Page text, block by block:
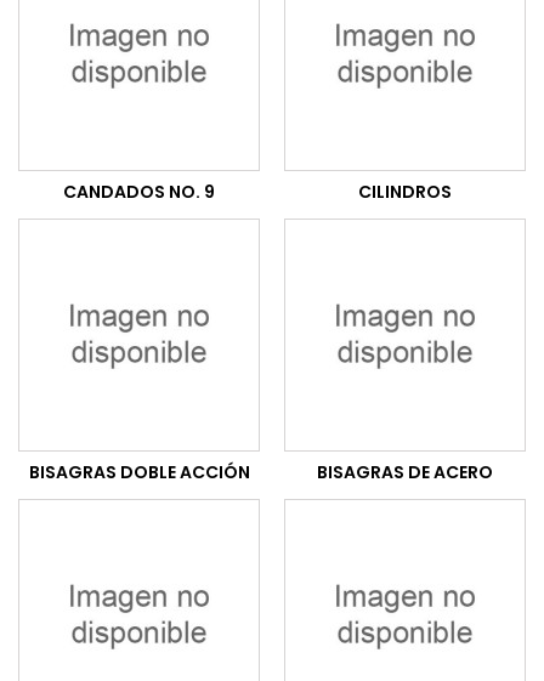
CANDADOS NO. 9 CILINDROS
BISAGRAS DOBLE ACCIÓN BISAGRAS DE ACERO